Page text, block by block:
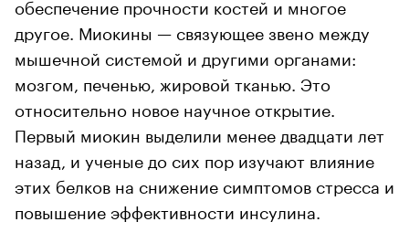
обеспечение прочности костей и многое
другое. Миокины — связующее звено между
мышечной системой и другими органами:
мозгом, печенью, жировой тканью. Это
относительно новое научное открытие.
Первый миокин выделили менее двадцати лет
назад, и ученые до сих пор изучают влияние
этих белков на снижение симптомов стресса и
повышение эффективности инсулина.